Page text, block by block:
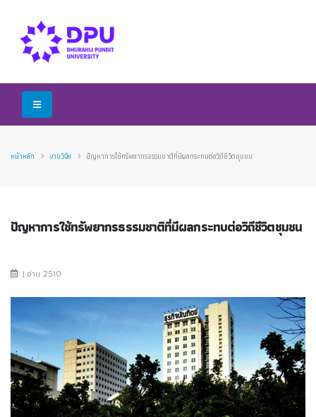
หน้าหลัก งานวิจัย ปัญหาการใช้ทรัพยากรธรรมชาติที่มีผลกระทบต่อวิถีชีวิตชุมชน
ปัญหาการใช้ทรัพยากรธรรมชาติที่มีผลกระทบต่อวิถีชีวิตชุมชน
| อ่าน 2510